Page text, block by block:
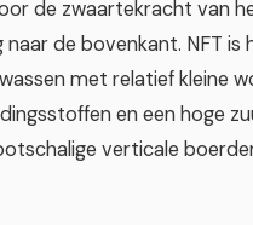
de zwaartekracht van
de bovenkant. NFT is
met relatief kleine
en een hoge
verticale